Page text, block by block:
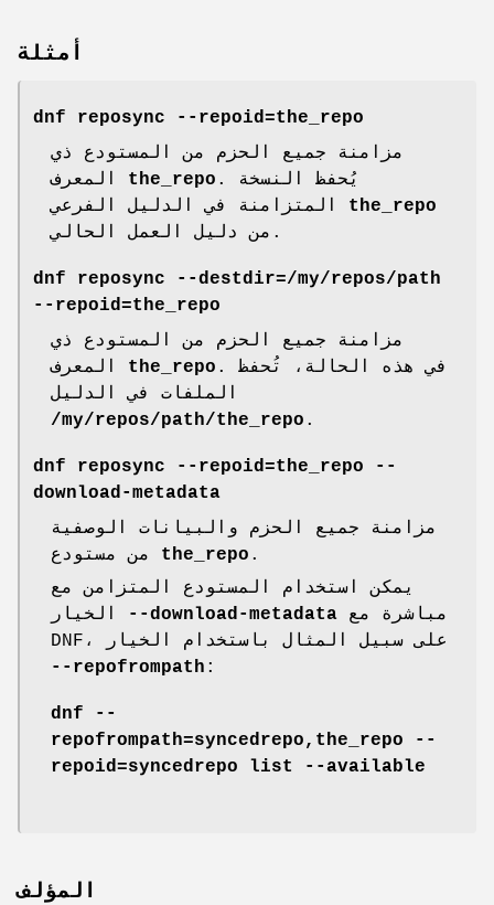
أمثلة
dnf reposync --repoid=the_repo
مزامنة جميع الحزم من المستودع ذي
the_repo . يُحفظ النسخة
the_repo
من دليل العمل الحالي.
dnf reposync --destdir=/my/repos/path
--repoid=the_repo
مزامنة جميع الحزم من المستودع ذي
the_repo . في هذه الحالة، تُحفظ
الملفات في الدليل
/my/repos/path/the_repo .
dnf reposync --repoid=the_repo --
download-metadata
مزامنة جميع الحزم والبيانات الوصفية
the_repo .
يمكن استخدام المستودع المتزامن مع
--download-metadata
DNF، على سبيل المثال باستخدام الخيار
--repofrompath :
dnf --
repofrompath=syncedrepo,the_repo --
repoid=syncedrepo list --available
المؤلف